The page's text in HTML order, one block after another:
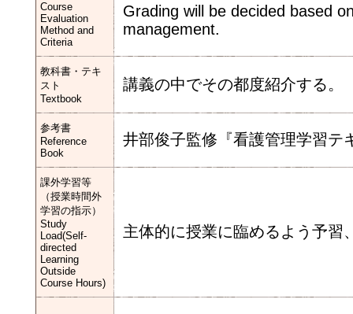
Course
Evaluation
Method and
Criteria
Grading will be decided based
management.
教科書・テキ
スト
Textbook
講義の中でその都度紹介する。
参考書
Reference
Book
井部俊子監修『看護管理学習テ
課外学習等
（授業時間外
学習の指示）
Study
Load(Self-
directed
Learning
Outside
Course Hours)
主体的に授業に臨めるよう予習